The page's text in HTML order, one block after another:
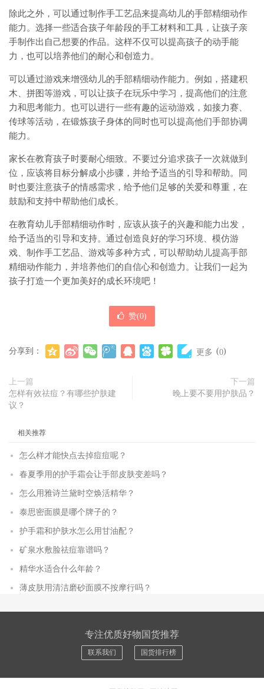
除此之外，可以通过制作手工艺品来提高幼儿的手部精细动作
能力。选择一些适合孩子年龄段的手工材料和工具，让孩子亲
手制作出自己想要的作品。这样不仅可以提高孩子的动手能
力，也可以培养他们的耐心和创造力。
可以通过游戏来增强幼儿的手部精细动作能力。例如，搭建积
木、拼图等游戏，可以让孩子在玩乐中学习，提高他们的注意
力和思考能力。也可以进行一些有趣的运动游戏，如接力赛、
传球等活动，在锻炼孩子身体的同时也可以提高他们手部协调
能力。
家长在教育孩子时要耐心细致。不要过分追求孩子一次就做到
位，应该将目标分解成小步骤，并给予适当的引导和帮助。同
时也要注意孩子的情感需求，给予他们足够的关爱和尊重，在
鼓励和支持中帮助他们成长。
在教育幼儿手部精细动作时，应该从孩子的兴趣和能力出发，
给予适当的引导和支持。通过创造良好的学习环境、模仿游
戏、制作手工艺品、游戏等多种方式，可以帮助幼儿提高手部
精细动作能力，并培养他们的自信心和创造力。让我们一起为
孩子打造一个更加美好的成长环境吧！
赞(0)
分享到： 更多 (0)
上一篇
怎样有效祛痘？有哪些护肤建
议？
下一篇
晚上要不要用护肤品？
相关推荐
怎么样才能快点去掉痘痘呢？
春夏季用的护手霜会让手部皮肤变差吗？
怎么用雅诗兰黛时空焕活精华？
泰思密面膜是哪个牌子的？
护手霜和护肤水怎么用甘油配？
矿泉水敷脸祛痘靠谱吗？
精华水适合什么年龄？
薄皮肤用清洁磨砂面膜不按摩行吗？
专注优质好物国货推荐
联系我们 国货排行榜